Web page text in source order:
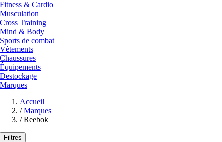
Fitness & Cardio
Musculation
Cross Training
Mind & Body
Sports de combat
Vêtements
Chaussures
Équipements
Destockage
Marques
Accueil
/ Marques
/ Reebok
Filtres